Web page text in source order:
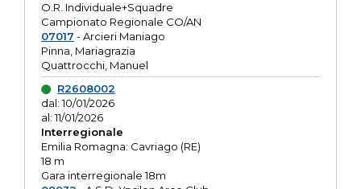
O.R. Individuale+Squadre
Campionato Regionale CO/AN
07017 - Arcieri Maniago
Pinna, Mariagrazia
Quattrocchi, Manuel
R2608002
dal: 10/01/2026
al: 11/01/2026
Interregionale
Emilia Romagna: Cavriago (RE)
18 m
Gara interregionale 18m